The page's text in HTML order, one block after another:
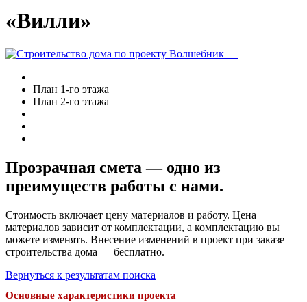
«Вилли»
План 1-го этажа
План 2-го этажа
Прозрачная смета — одно из
преимуществ работы с нами.
Стоимость включает цену материалов и работу. Цена
материалов зависит от комплектации, а комплектацию вы
можете изменять. Внесение изменений в проект при заказе
строительства дома — бесплатно.
Вернуться к результатам поиска
Основные характеристики проекта